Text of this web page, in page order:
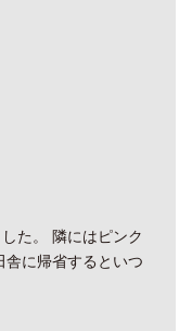
た。 隣にはピンク
に帰省するといつ